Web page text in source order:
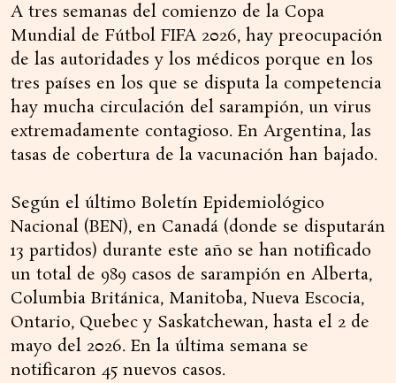
A tres semanas del comienzo de la Copa
Mundial de Fútbol FIFA 2026, hay preocupación
de las autoridades y los médicos porque en los
tres países en los que se disputa la competencia
hay mucha circulación del sarampión, un virus
extremadamente contagioso. En Argentina, las
tasas de cobertura de la vacunación han bajado.
Según el último Boletín Epidemiológico
Nacional (BEN), en Canadá (donde se disputarán
13 partidos) durante este año se han notificado
un total de 989 casos de sarampión en Alberta,
Columbia Británica, Manitoba, Nueva Escocia,
Ontario, Quebec y Saskatchewan, hasta el 2 de
mayo del 2026. En la última semana se
notificaron 45 nuevos casos.